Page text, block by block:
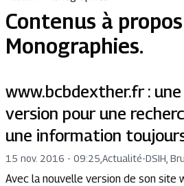
Contenus à
Monographies.
www.bcbdexther.fr :
version pour une
une information
15 nov. 2016 - 09:25 Actualité-DSIH,
Avec la nouvelle version de son site